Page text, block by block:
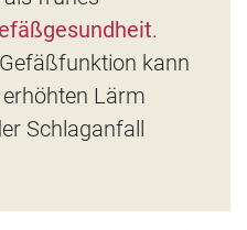
.
kann
Lärm
Schlaganfall